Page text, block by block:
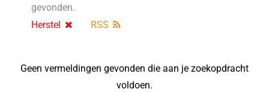
gevonden.
Herstel
RSS
Geen vermeldingen gevonden die aan je zoekopdracht
voldoen.